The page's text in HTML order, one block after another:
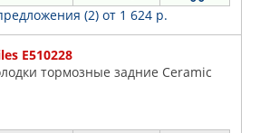
(2) от 1 624 р.
E510228
тормозные задние Ceramic